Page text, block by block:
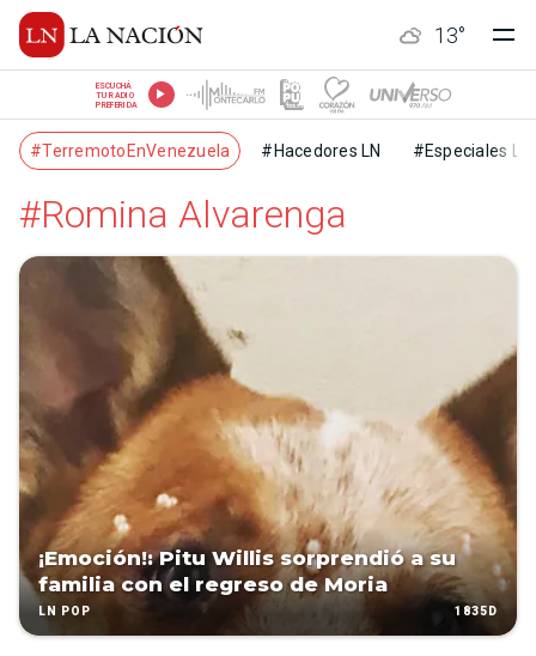
13°
ESCUCHÁ
TU RADIO
PREFERIDA
#TerremotoEnVenezuela #Hacedores LN #Especiales LN
#Romina Alvarenga
¡Emoción!: Pitu Willis sorprendió a su
familia con el regreso de Moria
LN POP 1835D